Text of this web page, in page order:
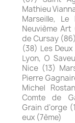
Mathieu
Marseille,
Neuvième
de Cursay
(38) Les
Lyon, O
Nice (13)
Pierre
Michel
Comte de
Grain d'orge
eux (7ème)